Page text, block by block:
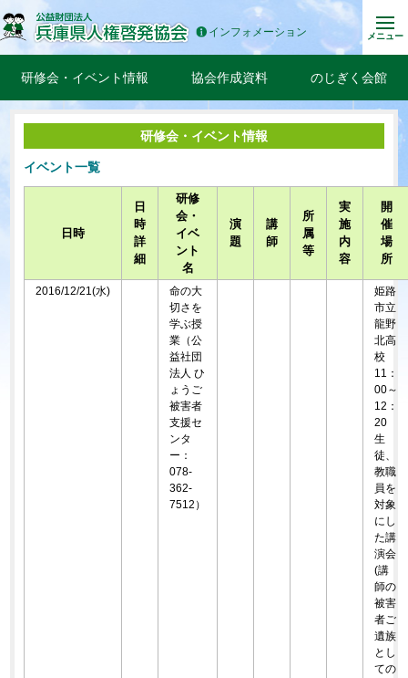
インフォメーション メニュー
研修会・イベント情報 協会作成資料 のじぎく会館
研修会・イベント情報
イベント一覧
日時
日
時
詳
細
研修
会・
イベ
ント
名
演
題
講
師
所
属
等
実
施
内
容
開
催
場
所
2016/12/21(水)
命の大
切さを
学ぶ授
業（公
益社団
法人 ひ
ょうご
被害者
支援セ
ンタ
ー：
078-
362-
7512）
姫路
市立
龍野
北高
校
11：
00～
12：
20
生
徒、
教職
員を
対象
にし
た講
演会
(講
師の
被害
者ご
遺族
とし
ての